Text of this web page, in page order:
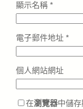
顯示名稱 *
電子郵件地址 *
個人網站網址
在瀏覽器中儲